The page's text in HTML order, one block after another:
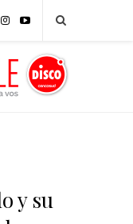
y su